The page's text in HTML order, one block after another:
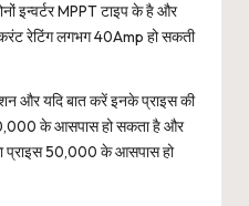
इन्वर्टर MPPT टाइप के है और
रेटिंग लगभग 40Amp हो सकती
और यदि बात करें इनके प्राइस की
के आसपास हो सकता है और
प्राइस 50,000 के आसपास हो